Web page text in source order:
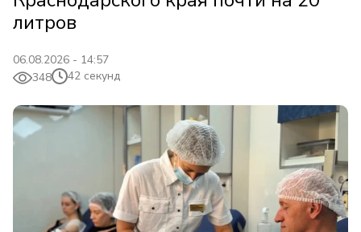
литров
06.08.2026 - 14:57
348
42 секунд